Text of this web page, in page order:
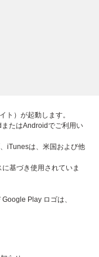
ト）が起動します。
たはAndroidでご利用い
iTunesは、米国および他
基づき使用されていま
Play ロゴは、